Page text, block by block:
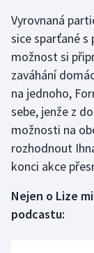
Olympijské
Parasport
Plavání
Ragby
Rychlobruslení
Vyrovnaná
sice sparťané s
možnost si
zaváhání
na jednoho,
sebe, jenže z
možnosti na
rozhodnout
konci akce
Nejen o Lize
podcastu: